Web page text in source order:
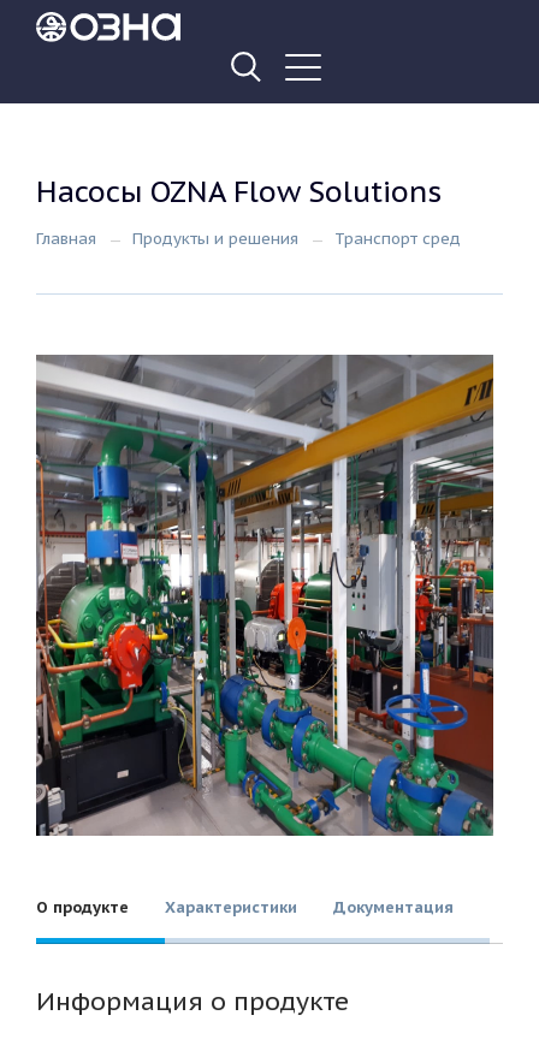
Насосы OZNA Flow Solutions
Главная Продукты и решения Транспорт сред
О продукте Характеристики Документация
Информация о продукте